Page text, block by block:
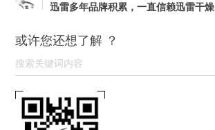
迅雷多年品牌积累，一直信赖迅雷干燥
或许您还想了解 ？